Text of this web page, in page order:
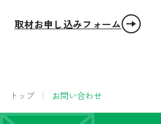
トップ お問い合わせ
満たしている業社を選定し、継
メールを送信された方は、当会
取材お申し込みフォーム